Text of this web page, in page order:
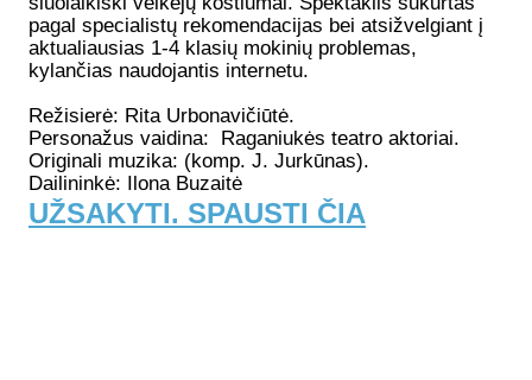
pagal specialistų rekomendacijas bei atsižvelgiant į
aktualiausias 1-4 klasių mokinių problemas,
kylančias naudojantis internetu.
Režisierė: Rita Urbonavičiūtė.
Personažus vaidina: Raganiukės teatro aktoriai.
Originali muzika: (komp. J. Jurkūnas).
Dailininkė: Ilona Buzaitė
UŽSAKYTI. SPAUSTI ČIA